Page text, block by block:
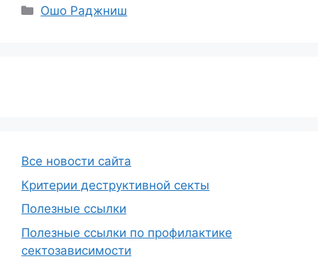
Рубрики
Ошо Раджниш
Все новости сайта
Критерии деструктивной секты
Полезные ссылки
Полезные ссылки по профилактике
сектозависимости